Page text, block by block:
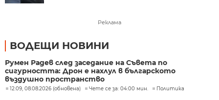
Реклама
ВОДЕЩИ НОВИНИ
Румен Радев след заседание на Съвета по
сигурността: Дрон е нахлул в българското
въздушно пространство
12:09, 08.08.2026 (обновена) Чете се за: 04:00 мин. Политика